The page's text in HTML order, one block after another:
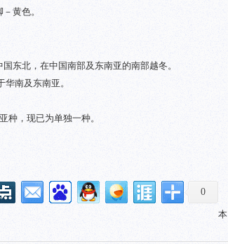
黄色。
东北，在中国南部及东南亚的南部越冬。
南及东南亚。
种，现已为单独一种。
0
本